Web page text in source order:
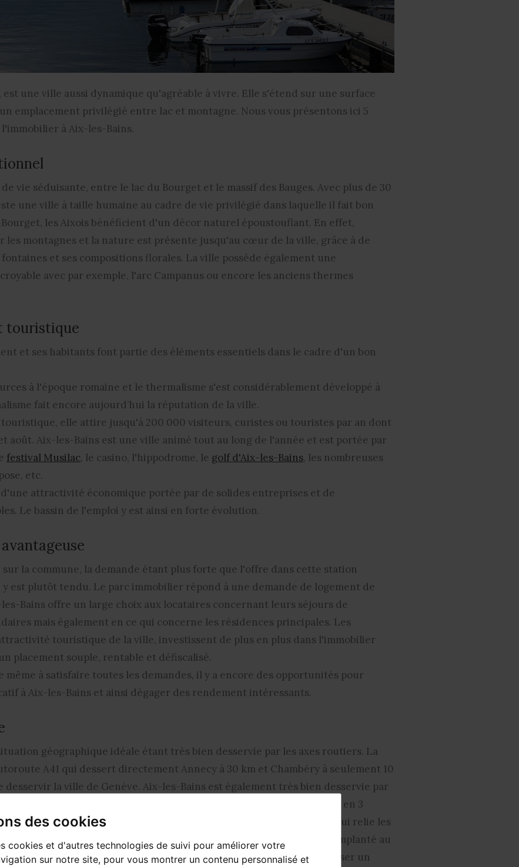
des cookies
cookies et d'autres technologies de suivi pour améliorer votre
sur notre site, pour vous montrer un contenu personnalisé et
est une ville aussi dynamique qu'agréable à vivre. Elle s'étend sur une surface
emplacement privilégié entre lac et montagne. Nous vous présentons ici 5
à Aix-les-Bains.
vie séduisante, entre le lac du Bourget et le massif des Bauges. Avec plus de 30
une ville à taille humaine au cadre de vie privilégié dans laquelle il fait bon
, les Aixois bénéficient d'un décor naturel époustouflant. En effet,
les montagnes et la nature est présente jusqu'au cœur de la ville, grâce à de
et ses compositions florales. La ville possède également une
avec par exemple, l'arc Campanus ou encore les anciens thermes
touristique
et ses habitants font partie des éléments essentiels dans le cadre d'un bon
à l'époque romaine et le thermalisme s'est considérablement développé à
fait encore aujourd’hui la réputation de la ville.
, elle attire jusqu'à 200 000 visiteurs, curistes ou touristes par an dont
août. Aix-les-Bains est une ville animé tout au long de l'année et est portée par
festival Musilac, le casino, l'hippodrome, le golf d'Aix-les-Bains, les nombreuses
etc.
attractivité économique portée par de solides entreprises et de
Le bassin de l'emploi y est ainsi en forte évolution.
la commune, la demande étant plus forte que l'offre dans cette station
y est plutôt tendu. Le parc immobilier répond à une demande de logement de
les-Bains offre un large choix aux locataires concernant leurs séjours de
mais également en ce qui concerne les résidences principales. Les
touristique de la ville, investissent de plus en plus dans l'immobilier
placement souple, rentable et défiscalisé.
à satisfaire toutes les demandes, il y a encore des opportunités pour
à Aix-les-Bains et ainsi dégager des rendement intéressants.
géographique idéale étant très bien desservie par les axes routiers. La
A41 qui dessert directement Annecy à 30 km et Chambéry à seulement 10
la ville de Genève. Aix-les-Bains est également très bien desservie par
TGV circulent chaque jour permettant de relier Aix-les-Bains à Paris en 3
à Chambéry et Annecy par la ligne ferroviaire transalpine, ligne qui relie les
en passant par Aix-les-Bains. L'
aéroport de Chambéry-Savoie
est implanté au
international qu'offre la cité balnéaire est alors idéal pour réaliser un